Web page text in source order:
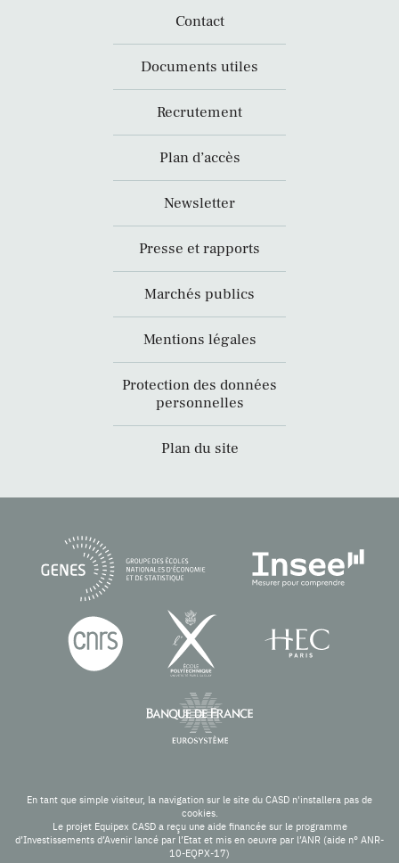
Contact
Documents utiles
Recrutement
Plan d’accès
Newsletter
Presse et rapports
Marchés publics
Mentions légales
Protection des données
personnelles
Plan du site
En tant que simple visiteur, la navigation sur le site du CASD n'installera pas de
cookies.
Le projet Equipex CASD a reçu une aide financée sur le programme
d’Investissements d’Avenir lancé par l’Etat et mis en oeuvre par l’ANR (aide n° ANR-
10-EQPX-17)